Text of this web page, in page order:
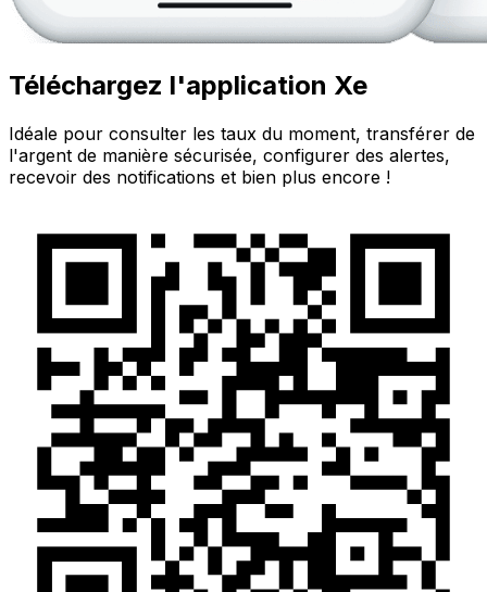
Téléchargez l'application Xe
Idéale pour consulter les taux du moment, transférer de
l'argent de manière sécurisée, configurer des alertes,
recevoir des notifications et bien plus encore !